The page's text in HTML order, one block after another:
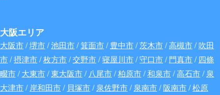
大阪エリア
大阪市/堺市/池田市/箕面市/豊中市/茨木市/高槻市/吹田
市/摂津市/枚方市/交野市/寝屋川市/守口市/門真市/ 四條
畷市/大東市/東大阪市/ 八尾市/柏原市/和泉市/高石市/泉
大津市/ 岸和田市/ 貝塚市/泉佐野市/泉南市/阪南市/松原